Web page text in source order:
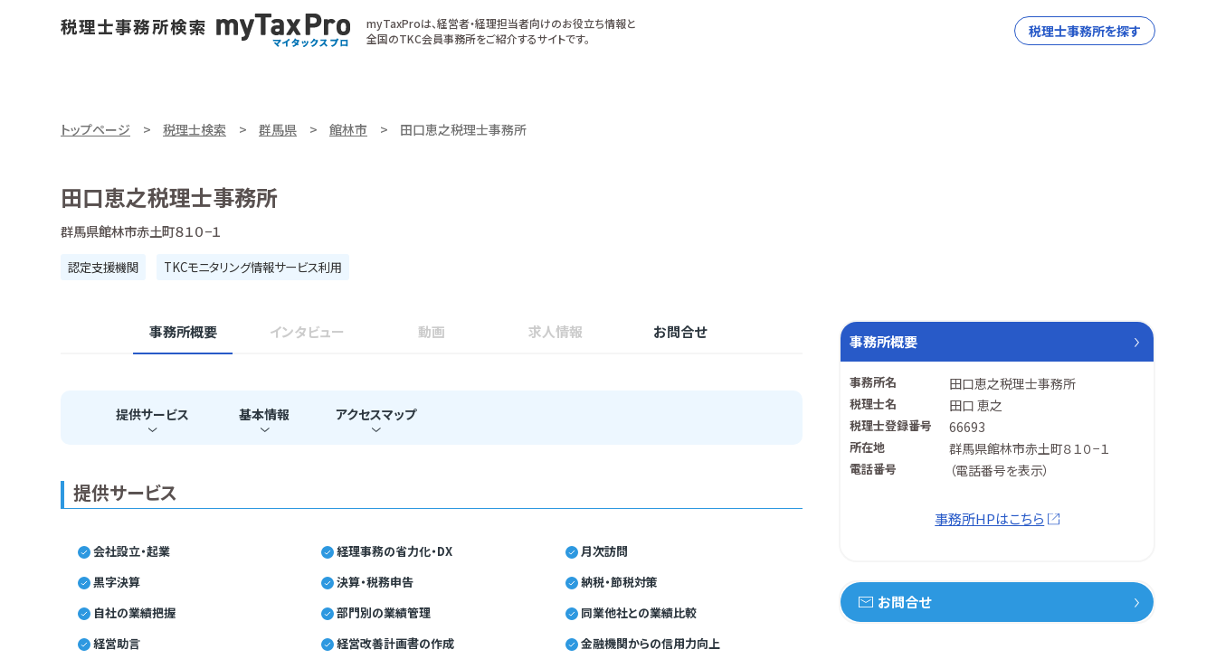
myTaxProは、経営者・経理担当者向けのお役立ち情報と
全国のTKC会員事務所をご紹介するサイトです。
税理士事務所を探す
トップページ 税理士検索 群馬県 館林市 田口恵之税理士事務所
田口恵之税理士事務所
群馬県館林市赤土町８１０−１
認定支援機関 TKCモニタリング情報サービス利用
事務所概要 インタビュー 動画 求人情報 お問合せ
提供サービス 基本情報 アクセスマップ
提供サービス
会社設立・起業 経理事務の省力化・DX
月次訪問
黒字決算
決算・税務申告
納税・節税対策
自社の業績把握
部門別の業績管理
同業他社との業績比較
経営助言
経営改善計画書の作成 金融機関からの信用力向上
事務所概要
事務所名 田口恵之税理士事務所
税理士名 田口 恵之
税理士登録番号 66693
所在地 群馬県館林市赤土町８１０−１
電話番号 （電話番号を表示）
事務所HPはこちら
お問合せ